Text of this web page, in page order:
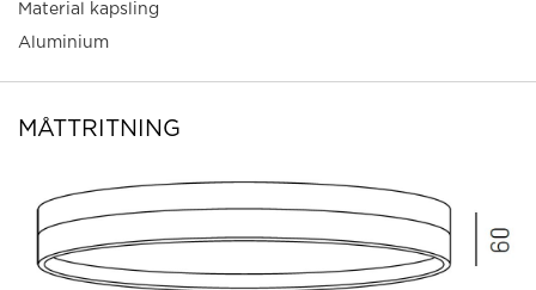
Material kapsling
Aluminium
MÅTTRITNING